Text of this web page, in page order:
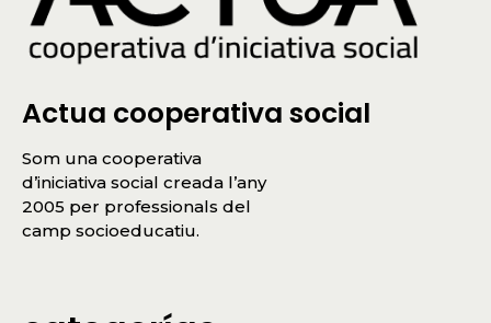
Actua cooperativa social
Som una cooperativa
d’iniciativa social creada l’any
2005 per professionals del
camp socioeducatiu.